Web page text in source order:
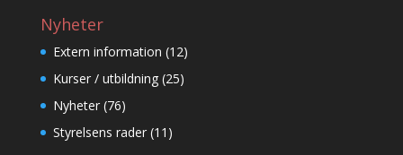
Nyheter
Extern information (12)
Kurser / utbildning(25)
Nyheter(76)
Styrelsens rader(11)